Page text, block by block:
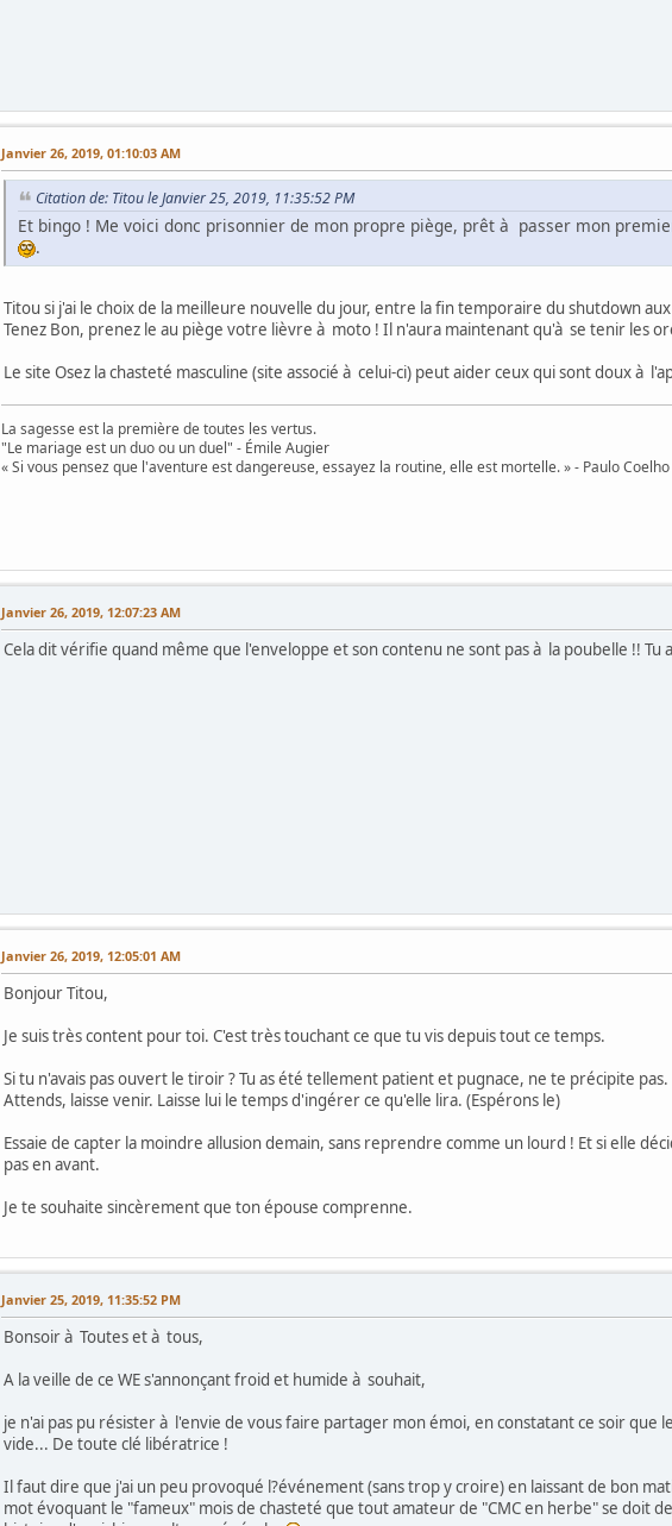
Janvier 26, 2019, 01:10:03 AM
Citation de: Titou le Janvier 25, 2019, 11:35:52 PM
Et bingo ! Me voici donc prisonnier de mon propre piège, prêt à passer mon
.
Titou si j'ai le choix de la meilleure nouvelle du jour, entre la fin temporaire du shutdown
Tenez Bon, prenez le au piège votre lièvre à moto ! Il n'aura maintenant qu'à se tenir les
Le site Osez la chasteté masculine (site associé à celui-ci) peut aider ceux qui sont doux à
La sagesse est la première de toutes les vertus.
"Le mariage est un duo ou un duel" - Émile Augier
« Si vous pensez que l'aventure est dangereuse, essayez la routine, elle est mortelle. » - Paulo Coelho
Janvier 26, 2019, 12:07:23 AM
Cela dit vérifie quand même que l'enveloppe et son contenu ne sont pas à la poubelle !! Tu
Janvier 26, 2019, 12:05:01 AM
Bonjour Titou,
Je suis très content pour toi. C'est très touchant ce que tu vis depuis tout ce temps.
Si tu n'avais pas ouvert le tiroir ? Tu as été tellement patient et pugnace, ne te précipite pas.
Attends, laisse venir. Laisse lui le temps d'ingérer ce qu'elle lira. (Espérons le)
Essaie de capter la moindre allusion demain, sans reprendre comme un lourd ! Et si elle
pas en avant.
Je te souhaite sincèrement que ton épouse comprenne.
Janvier 25, 2019, 11:35:52 PM
Bonsoir à Toutes et à tous,
A la veille de ce WE s'annonçant froid et humide à souhait,
je n'ai pas pu résister à l'envie de vous faire partager mon émoi, en constatant ce soir
vide... De toute clé libératrice !
Il faut dire que j'ai un peu provoqué l?événement (sans trop y croire) en laissant de bon
mot évoquant le "fameux" mois de chasteté que tout amateur de "CMC en herbe" se doit